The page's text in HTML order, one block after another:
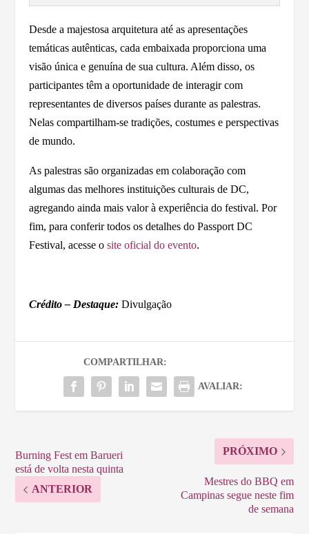
Desde a majestosa arquitetura até as apresentações
temáticas autênticas, cada embaixada proporciona uma
visão única e genuína de sua cultura. Além disso, os
participantes têm a oportunidade de interagir com
representantes de diversos países durante as palestras.
Nelas compartilham-se tradições, costumes e perspectivas
de mundo.
As palestras são organizadas em colaboração com
algumas das melhores instituições culturais de DC,
agregando ainda mais valor à experiência do festival. Por
fim, para conferir todos os detalhes do Passport DC
Festival, acesse osite oficial do evento.
Crédito – Destaque: Divulgação
COMPARTILHAR:
AVALIAR:
Burning Fest em Barueri
está de volta nesta quinta
ANTERIOR
PRÓXIMO
Mestres do BBQ em
Campinas segue neste fim
de semana